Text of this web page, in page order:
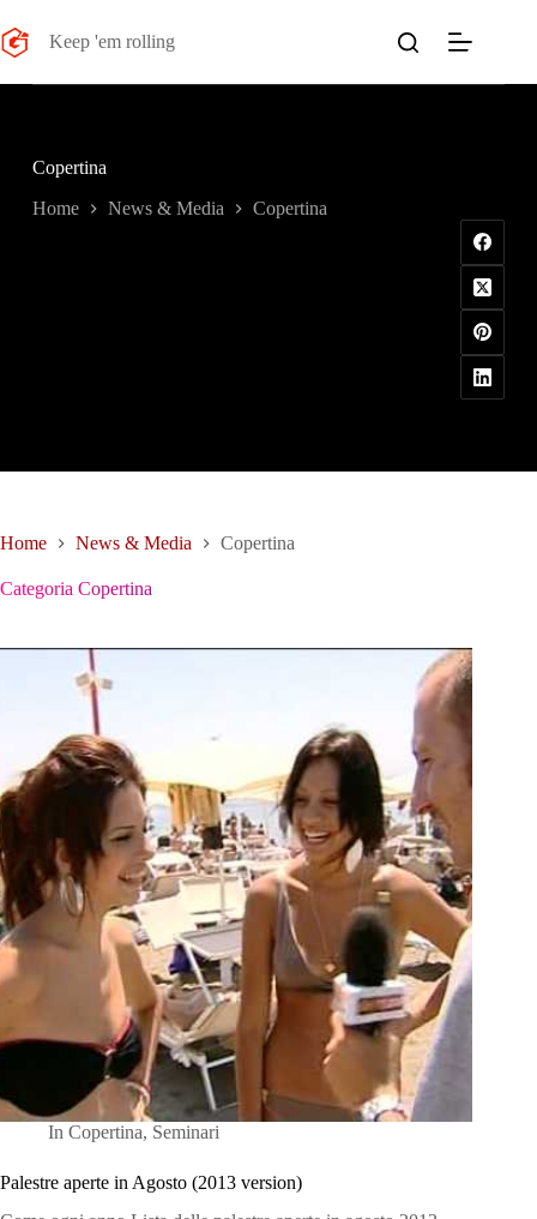
al
contenuto
Keep 'em rolling
Copertina
Home News & Media Copertina
Home News & Media Copertina
Categoria Copertina
In Copertina, Seminari
Palestre aperte in Agosto (2013 version)